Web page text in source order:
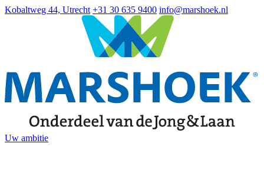
Kobaltweg 44, Utrecht +31 30 635 9400 info@marshoek.nl
Uw ambitie